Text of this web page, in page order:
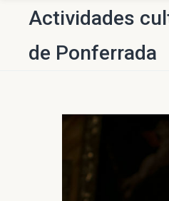
Actividades
de Ponferrada